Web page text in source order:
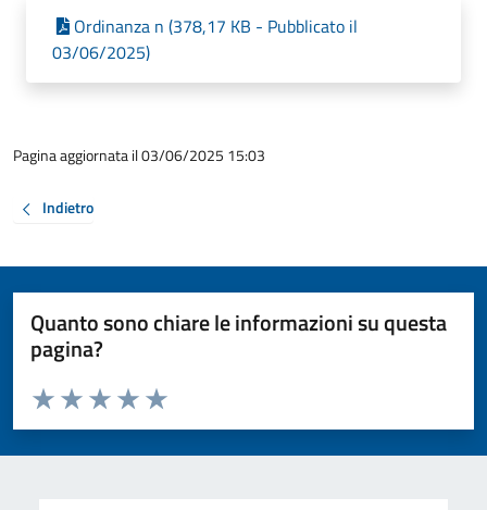
Ordinanza n (378,17 KB - Pubblicato il
03/06/2025)
Pagina aggiornata il 03/06/2025 15:03
Indietro
Quanto sono chiare le informazioni su questa
pagina?
Valuta da 1 a 5 stelle la pagina
Valuta 5 stelle su 5
Valuta 4 stelle su 5
Valuta 3 stelle su 5
Valuta 2 stelle su 5
Valuta 1 stelle su 5